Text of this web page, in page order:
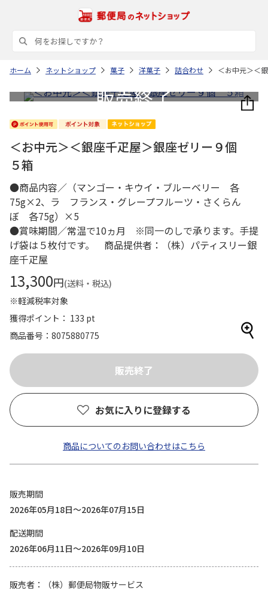
ホーム ネットショップ 菓子 洋菓子 詰合わせ ＜お中元＞＜
＜お中元＞＜銀座千疋屋＞銀座ゼリー９個
５箱
●商品内容／（マンゴー・キウイ・ブルーベリー 各
75g×2、ラ フランス・グレープフルーツ・さくらん
ぼ 各75g）×5
●賞味期間／常温で10ヵ月 ※同一のしで承ります。手提
げ袋は５枚付です。 商品提供者：（株）パティスリー銀
座千疋屋
13,300円(送料・税込)
※軽減税率対象
獲得ポイント： 133 pt
商品番号
8075880775
お気に入りに登録する
商品についてのお問い合わせはこちら
販売期間
2026年05月18日～2026年07月15日
配送期間
2026年06月11日～2026年09月10日
販売者
（株）郵便局物販サービス